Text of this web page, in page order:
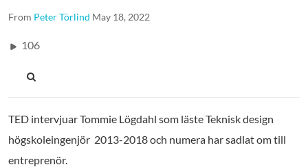
From Peter Törlind May 18, 2022
106
TED intervjuar Tommie Lögdahl som läste Teknisk design
högskoleingenjör 2013-2018 och numera har sadlat om till
entreprenör.